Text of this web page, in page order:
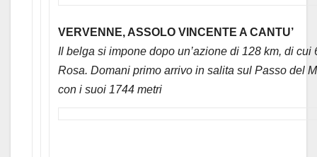
VERVENNE, ASSOLO VINCENTE A CANTU’
Il belga si impone dopo un’azione di 128 km, di
Rosa. Domani primo arrivo in salita sul Passo del
con i suoi 1744 metri